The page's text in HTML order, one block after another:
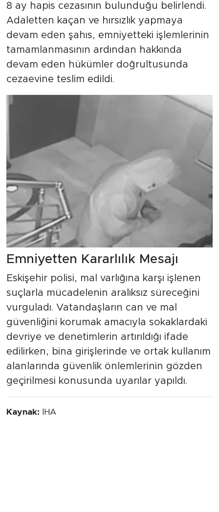
8 ay hapis cezasının bulunduğu belirlendi.
Adaletten kaçan ve hırsızlık yapmaya
devam eden şahıs, emniyetteki işlemlerinin
tamamlanmasının ardından hakkında
devam eden hükümler doğrultusunda
cezaevine teslim edildi.
Emniyetten Kararlılık Mesajı
Eskişehir polisi, mal varlığına karşı işlenen
suçlarla mücadelenin aralıksız süreceğini
vurguladı. Vatandaşların can ve mal
güvenliğini korumak amacıyla sokaklardaki
devriye ve denetimlerin artırıldığı ifade
edilirken, bina girişlerinde ve ortak kullanım
alanlarında güvenlik önlemlerinin gözden
geçirilmesi konusunda uyarılar yapıldı.
Kaynak: İHA